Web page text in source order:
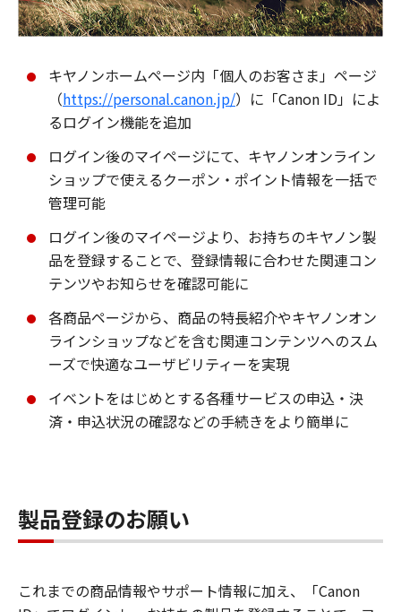
キヤノンホームページ内「個人のお客さま」ページ
（https://personal.canon.jp/）に「Canon ID」によ
るログイン機能を追加
ログイン後のマイページにて、キヤノンオンライン
ショップで使えるクーポン・ポイント情報を一括で
管理可能
ログイン後のマイページより、お持ちのキヤノン製
品を登録することで、登録情報に合わせた関連コン
テンツやお知らせを確認可能に
各商品ページから、商品の特長紹介やキヤノンオン
ラインショップなどを含む関連コンテンツへのスム
ーズで快適なユーザビリティーを実現
イベントをはじめとする各種サービスの申込・決
済・申込状況の確認などの手続きをより簡単に
製品登録のお願い
これまでの商品情報やサポート情報に加え、「Canon